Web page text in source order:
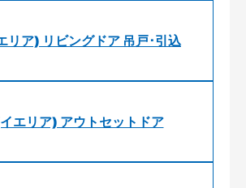
ア) リビングドア 吊戸･引込
エリア) アウトセットドア